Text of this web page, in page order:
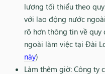
lương tối thiểu theo
với lao động nước
rõ hơn thông tin về
ngoài làm việc tại Đài
này)
Làm thêm giờ: Công ty